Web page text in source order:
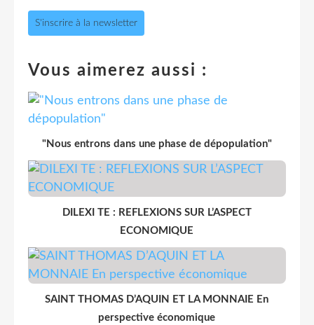
S'inscrire à la newsletter
Vous aimerez aussi :
"Nous entrons dans une phase de dépopulation"
DILEXI TE : REFLEXIONS SUR L’ASPECT
ECONOMIQUE
SAINT THOMAS D’AQUIN ET LA MONNAIE En
perspective économique